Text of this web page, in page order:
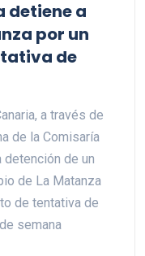
detiene a
por un
de
a través de
de la Comisaría
detención de un
de La Matanza
de tentativa de
semana